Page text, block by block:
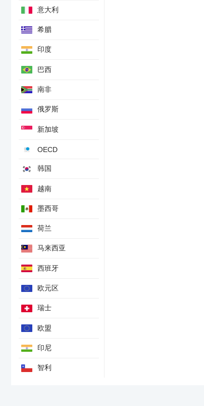
意大利
希腊
印度
巴西
南非
俄罗斯
新加坡
OECD
韩国
越南
墨西哥
荷兰
马来西亚
西班牙
欧元区
瑞士
欧盟
印尼
智利